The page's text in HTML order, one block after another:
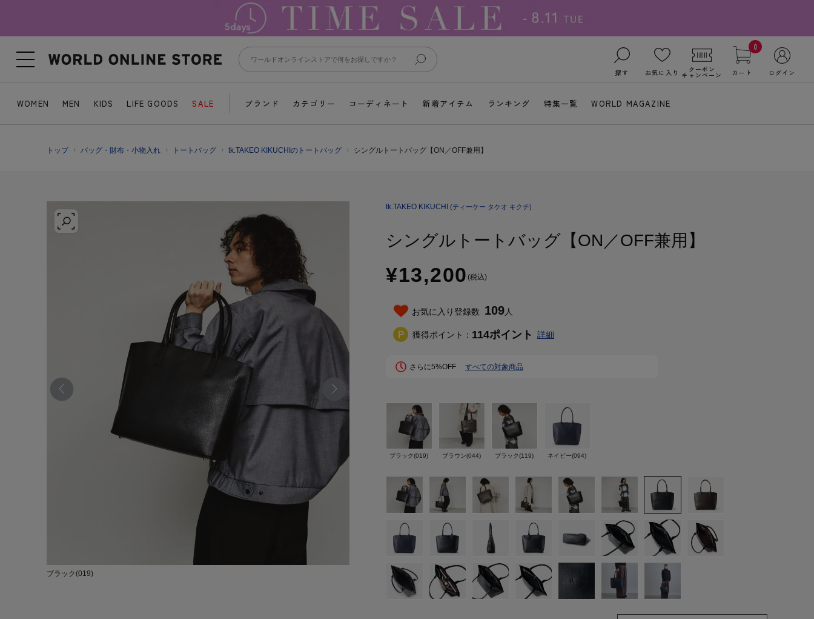
探す お気に入り クーポン
キャンペーン
0
カート ログイン
WOMEN MEN KIDS LIFE GOODS SALE ブランド カテゴリー コーディネート 新着アイテム ランキング 特集一覧 WORLD MAGAZINE
トップ バッグ・財布・小物入れ トートバッグ tk.TAKEO KIKUCHIのトートバッグ シングルトートバッグ【ON／OFF兼用】
ブラック(019)
tk.TAKEO KIKUCHI (ティーケー タケオ キクチ)
シングルトートバッグ【ON／OFF兼用】
¥13,200 (税込)
お気に入り登録数 109人
獲得ポイント： 114ポイント 詳細
さらに5%OFF すべての対象商品
ブラック(019) ブラウン(044) ブラック(119) ネイビー(094)